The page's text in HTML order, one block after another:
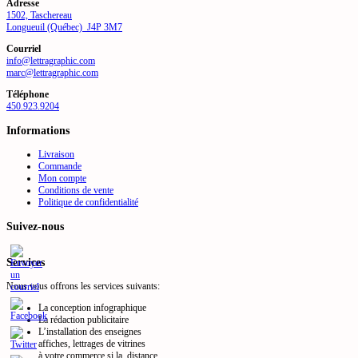
Adresse
1502, Taschereau
Longueuil (Québec) J4P 3M7
Courriel
info@lettragraphic.com
marc@lettragraphic.com
Téléphone
450.923.9204
Informations
Livraison
Commande
Mon compte
Conditions de vente
Politique de confidentialité
Suivez-nous
Services
Nous vous offrons les services suivants:
La conception infographique
La rédaction publicitaire
L’installation des enseignes
affiches, lettrages de vitrines
à votre commerce si la distance